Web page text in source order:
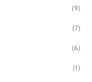
(9)
(7)
(6)
(1)